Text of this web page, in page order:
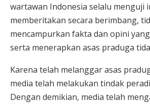
wartawan Indonesia selalu menguji
memberitakan secara berimbang,
mencampurkan fakta dan opini
serta menerapkan asas praduga
Karena telah melanggar asas
media telah melakukan tindak
Dengan demikian, media telah